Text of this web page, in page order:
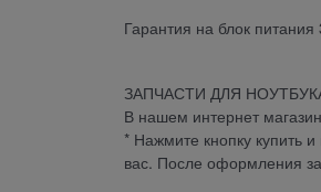
Гарантия на блок
ЗАПЧАСТИ ДЛЯ
В нашем интернет
* Нажмите кнопку купить
вас. После оформления